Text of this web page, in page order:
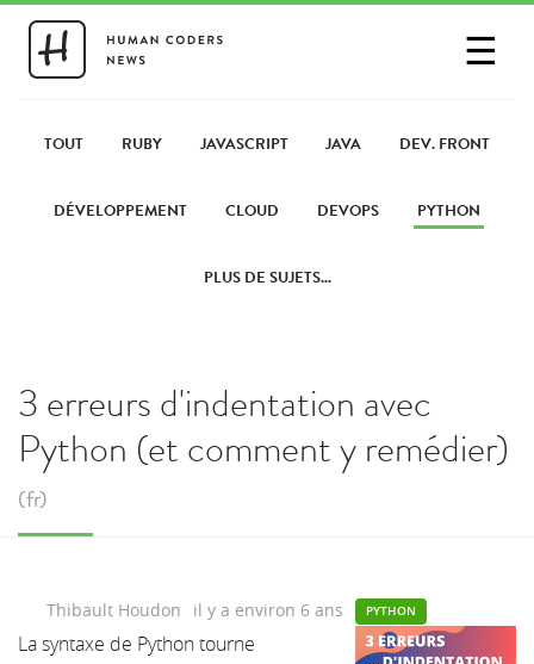
☰
PARTAGER UN LIEN
TOUT RUBY JAVASCRIPT JAVA DEV. FRONT
DÉVELOPPEMENT CLOUD DEVOPS PYTHON
PLUS DE SUJETS...
3 erreurs d'indentation avec
Python (et comment y remédier)
(fr)
Thibault Houdon il y a environ 6 ans PYTHON
La syntaxe de Python tourne